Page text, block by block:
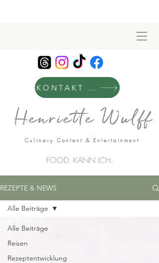
KONTAKT & MANAGEMENT
Culinary Content & Entertainment
FOOD. KANN ICH.
REZEPTE & NEWS
Alle Beiträge
Reisen
Rezeptentwicklung
Alle Beiträge